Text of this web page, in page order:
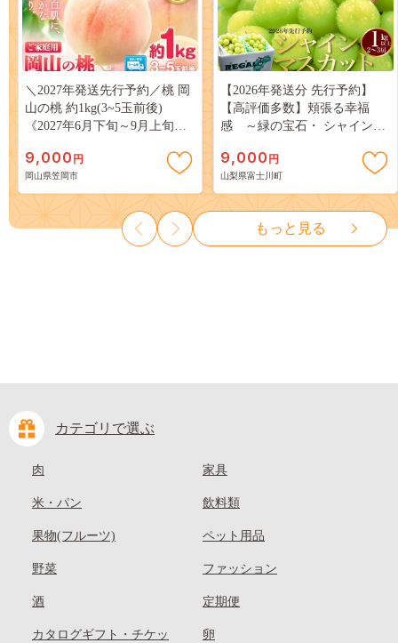
＼2027年発送先行予約／桃 岡
山の桃 約1kg(3~5玉前後)
《2027年6月下旬～9月上旬頃
岡山 はくとう スイーツ フル
ーツ 果物 デザート 旬 モモ も
も 先行予約 送料無料 果物 岡
山県 笠岡市 清水白桃 白鳳 白
麗 クール便---
kasaoka_zsy_419_100---
9,000 円
岡山県笠岡市
【2026年発送分 先行予約】
【高評価多数】頬張る幸福
感 ～緑の宝石・ シャインマ
３房） フルーツ 山梨県産 果
物 くだもの シャイン マスカ
ット ぶどう ブドウ 葡萄 大粒
種なし 先行予約 富士川町
10000円 一万円 9000円 九千円
9,000 円
山梨県富士川町
もっと見る
カテゴリで選ぶ
肉
米・パン
果物(フルーツ)
野菜
酒
カタログギフト・チケッ
家具
飲料類
ペット用品
ファッション
定期便
卵